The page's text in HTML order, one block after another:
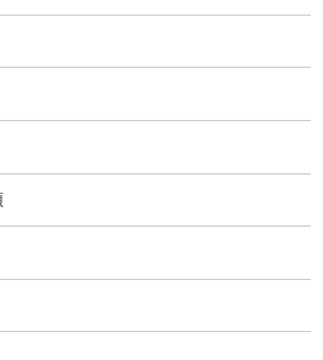
が無い場合、再度LINE又はお電話を